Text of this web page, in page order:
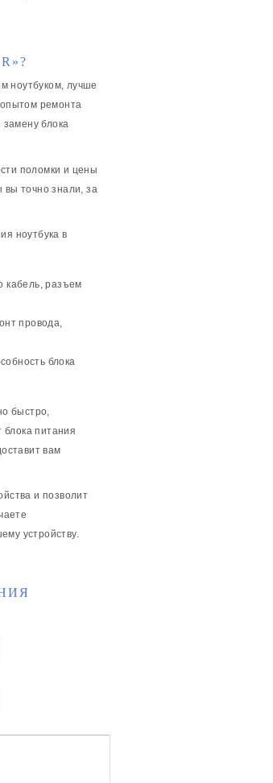
ноутбуком, лучше
ремонта
блока
поломки и цены
точно знали, за
ноутбука в
кабель, разъем
провода,
блока
быстро,
блока питания
вам
и позволит
устройству.